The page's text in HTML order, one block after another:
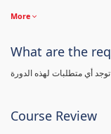
More
What are the
توجد أي متطلبات لهذه الدورة
Course Review